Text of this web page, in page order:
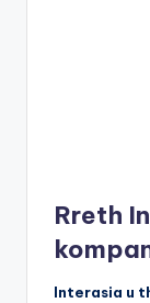
Rreth
Interasia u